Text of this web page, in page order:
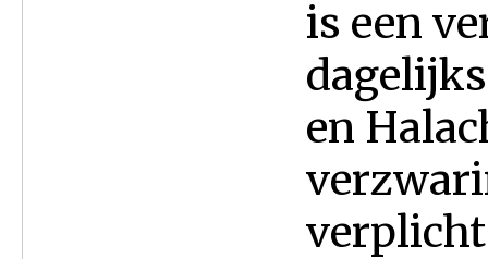
is een
en
verplicht